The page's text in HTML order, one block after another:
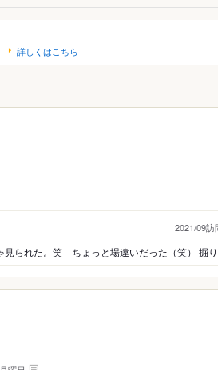
詳しくはこちら
2021/09訪